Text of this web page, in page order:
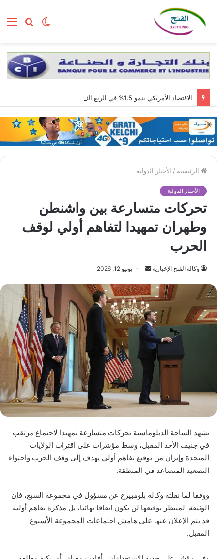
بحث الوضع
الرئيسية / الأخبار الدولية
الأخبار الدولية
تحركات متسارعة بين واشنطن
وطهران تمهيدا لتفاهم أولي لوقف
الحرب
وكالة الفتح الإخبارية
أرسل
إلكترونيا
يونيو 12, 2026
تشهد الساحة الدبلوماسية تحركات متسارعة تمهيدا لاجتماع مرتقب
في جنيف الأحد المقبل، وسط مؤشرات على اقتراب الولايات
المتحدة وإيران من توقيع تفاهم أولي يهدف إلى وقف الحرب واحتواء
التصعيد المتصاعد في المنطقة.
ووفقا لما نقلته وكالة بلومبيرغ عن مسؤول في مجموعة السبع، فإن
الوثيقة المنتظر توقيعها لن تكون اتفاقا نهائيا، بل مذكرة تفاهم أولية
قد يتم الإعلان عنها على هامش اجتماعات المجموعة الأسبوع
المقبل.